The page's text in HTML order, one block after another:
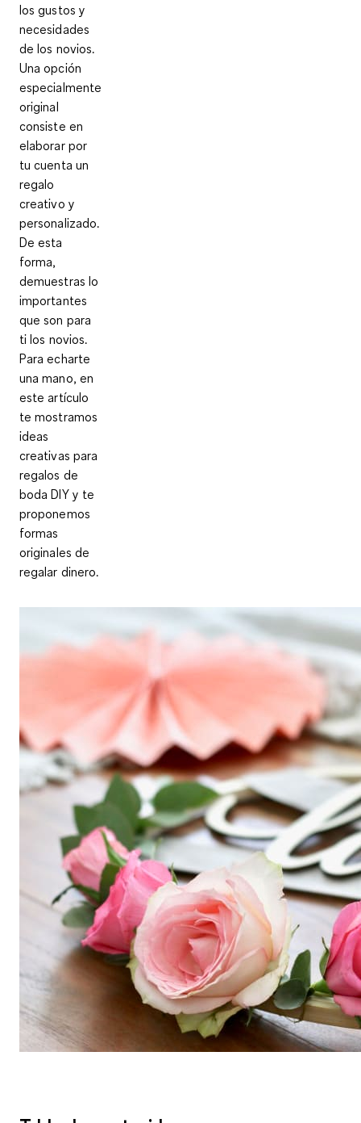
los gustos y
necesidades
de los novios.
Una opción
especialmente
original
consiste en
elaborar por
tu cuenta un
regalo
creativo y
personalizado.
De esta
forma,
demuestras lo
importantes
que son para
ti los novios.
Para echarte
una mano, en
este artículo
te mostramos
ideas
creativas para
regalos de
boda DIYy te
proponemos
formas
originales de
regalar dinero.